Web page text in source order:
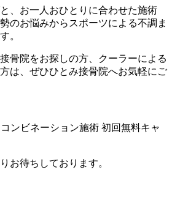
、お一人おひとりに合わせた施術
のお悩みからスポーツによる不調ま
。
骨院をお探しの方、クーラーによる
は、ぜひひとみ接骨院へお気軽にご
ンビネーション施術 初回無料キャ
お待ちしております。